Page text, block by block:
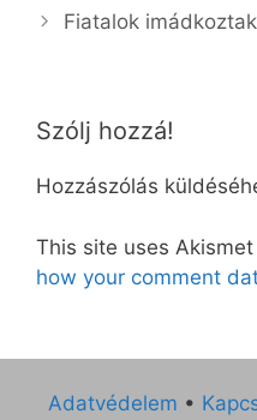
Fiatalok
Szólj hozzá!
Hozzászólás
This site uses
how your comment
Adatvédelem •